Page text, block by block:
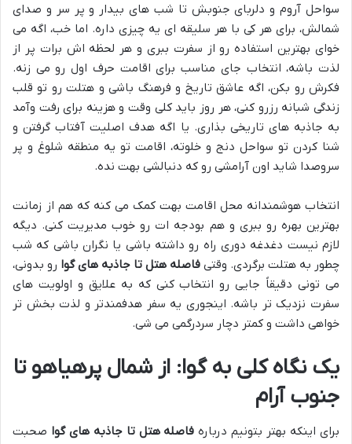
سواحل آروم و دلربای جنوبش تا شب های بیدار و پر سر و صدای
شمالش، برای هر کی با هر سلیقه ای یه چیزی داره. اما خب، اگه می
خوای بهترین استفاده رو از سفرت ببری و هر لحظه اش برات پر از
لذت باشه، انتخاب جای مناسب برای اقامت حرف اول رو می زنه.
فکرش رو بکن، اگه عاشق تاریخ و فرهنگ باشی و هتلت رو تو قلب
زندگی شبانه رزرو کنی، هر روز باید کلی وقت و هزینه برای رفت وآمد
به جاذبه های تاریخی بذاری. یا اگه هدف اصلیت آفتاب گرفتن و
شنا کردن تو سواحل دنج و خلوته، اقامت تو یه منطقه شلوغ و پر
سروصدا شاید اون آرامشی رو که دنبالشی بهت نده.
انتخاب هوشمندانه محل اقامت بهت کمک می کنه که هم از زمانت
بهترین بهره رو ببری و هم بودجه ات رو خوب مدیریت کنی. دیگه
لازم نیست دغدغه دوری راه رو داشته باشی یا نگران باشی که شب
چطور به هتلت برگردی. وقتی فاصله هتل تا جاذبه های گوا رو بدونی،
می تونی دقیقاً جایی رو انتخاب کنی که به علایق و اولویت های
سفرت نزدیک تر باشه. اینجوری یه سفر هدفمندتر و لذت بخش تر
خواهی داشت و کمتر دچار سردرگمی می شی.
یک نگاه کلی به گوا: از شمال پرهیاهو تا
جنوب آرام
برای اینکه بهتر بتونیم درباره فاصله هتل تا جاذبه های گوا صحبت